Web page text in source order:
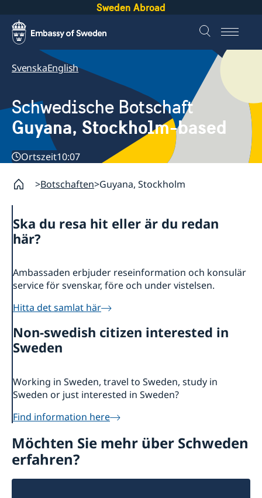
Sweden Abroad
SvenskaEnglish
Schwedische Botschaft
Guyana, Stockholm-based
Ortszeit10:07
Botschaften Guyana, Stockholm
Ska du resa hit eller är du redan
här?
Ambassaden erbjuder reseinformation och konsulär
service för svenskar, före och under vistelsen.
Hitta det samlat här
Non-swedish citizen interested in
Sweden
Working in Sweden, travel to Sweden, study in
Sweden or just interested in Sweden?
Find information here
Möchten Sie mehr über Schweden
erfahren?